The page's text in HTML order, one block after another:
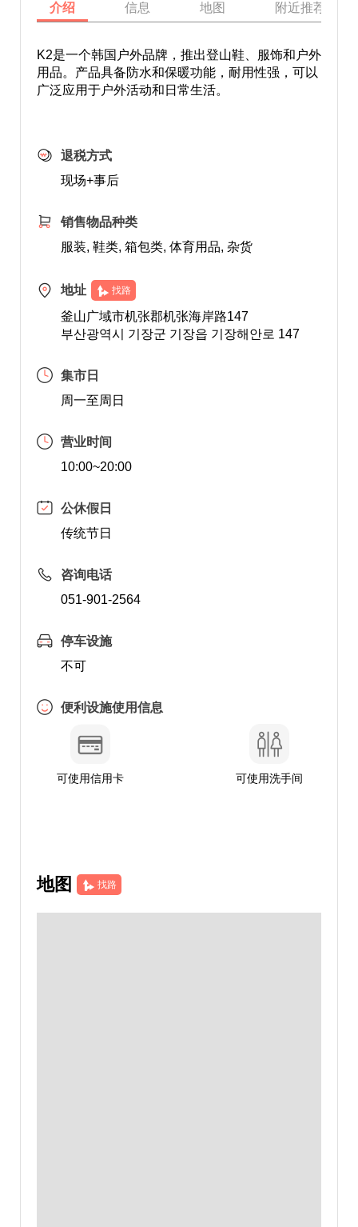
介绍 信息 地图 附近推荐景点
K2是一个韩国户外品牌，推出登山鞋、服饰和户外
用品。产品具备防水和保暖功能，耐用性强，可以
广泛应用于户外活动和日常生活。
退税方式
现场+事后
销售物品种类
服装, 鞋类, 箱包类, 体育用品, 杂货
地址 找路
釜山广域市机张郡机张海岸路147
부산광역시 기장군 기장읍 기장해안로 147
集市日
周一至周日
营业时间
10:00~20:00
公休假日
传统节日
咨询电话
051-901-2564
停车设施
不可
便利设施使用信息
可使用信用卡 可使用洗手间
地图 找路